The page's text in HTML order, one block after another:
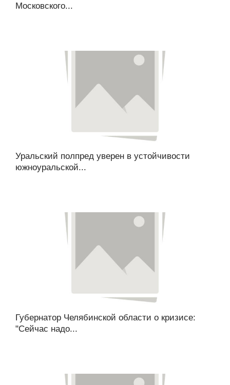
Московского...
Уральский полпред уверен в устойчивости
южноуральской...
Губернатор Челябинской области о кризисе:
"Сейчас надо...